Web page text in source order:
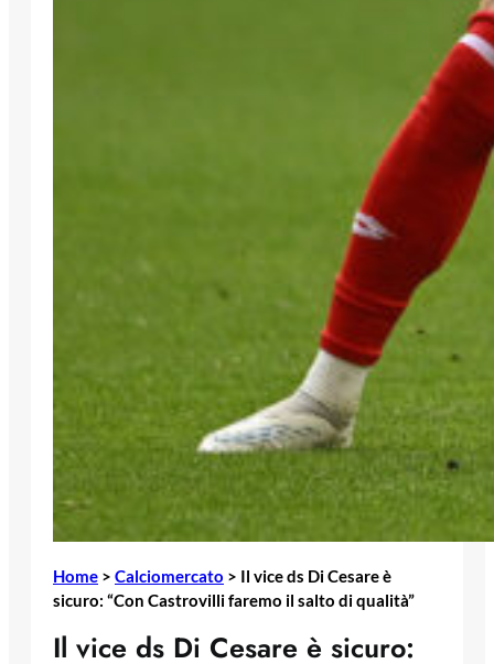
Home > Calciomercato > Il vice ds Di Cesare è
sicuro: “Con Castrovilli faremo il salto di qualità”
Il vice ds Di Cesare è sicuro: